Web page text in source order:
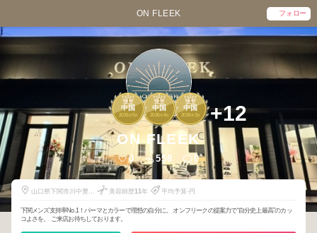
ON FLEEK フォロー
1
中国
2026年 5月
1
中国
2026年 4月
1
中国
2026年 3月 +12
ON FLEEK
0 558 0
山口県下関市川中豊町
美容師歴11年 平均予算-円
下関メンズ支持率No.1！パーマとカラーで理想の自分に。 オンフリークの提案力で“自分史上最高”のカッ
コよさを。 ご来店お待ちしております。